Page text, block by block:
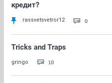
кредит?
rassvetsvetror12 0
Tricks and Traps
gringo 10